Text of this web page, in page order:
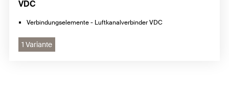
VDC
Verbindungselemente - Luftkanalverbinder VDC
1 Variante